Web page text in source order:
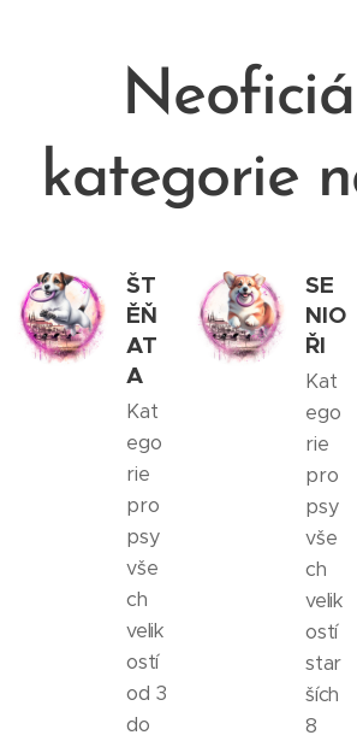
kategorie
ŠT
ĚŇ
AT
A
Kat
ego
rie
pro
psy
vše
ch
velik
ostí
od 3
do
SE
NIO
ŘI
Kat
ego
rie
pro
psy
vše
ch
velik
ostí
star
ších
8